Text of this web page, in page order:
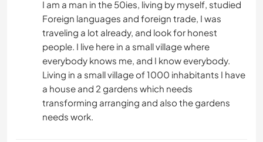
I am a man in the 50ies, living by myself, studied
Foreign languages and foreign trade, I was
traveling a lot already, and look for honest
people. I live here in a small village where
everybody knows me, and I know everybody.
Living in a small village of 1000 inhabitants I have
a house and 2 gardens which needs
transforming arranging and also the gardens
needs work.